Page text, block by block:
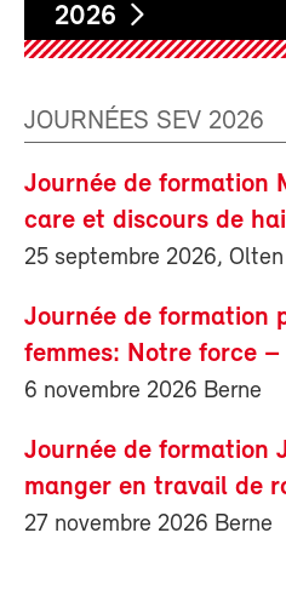
2026
JOURNÉES SEV 2026
Journée de formation
care et discours de
25 septembre 2026, Olten
Journée de formation
femmes: Notre force
6 novembre 2026 Berne
Journée de formation
manger en travail de
27 novembre 2026 Berne